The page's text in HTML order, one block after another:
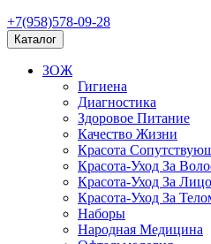
+7(958)578-09-28
Каталог
ЗОЖ
Гигиена
Диагностика
Здоровое Питание
Качество Жизни
Красота
Красота-Уход За
Красота-Уход За
Красота-Уход За
Наборы
Народная Медицина